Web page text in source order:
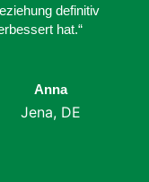
definitiv
hat.“
Anna
Jena, DE